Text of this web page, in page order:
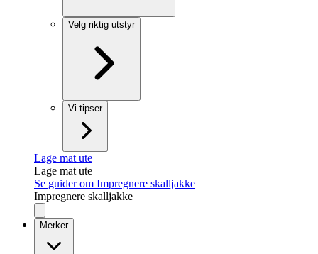
Velg riktig utstyr
Vi tipser
Lage mat ute
Lage mat ute
Se guider om Impregnere skalljakke
Impregnere skalljakke
Merker